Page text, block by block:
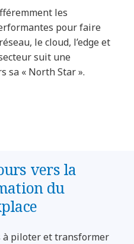
les
pour faire
le cloud, l’edge et
suit une
sa « North Star ».
vers la
du
à piloter et transformer